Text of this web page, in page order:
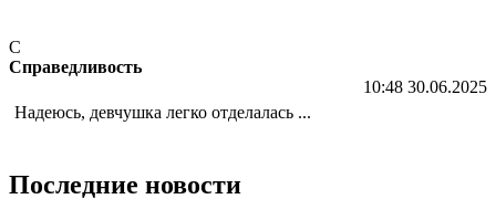
С
Справедливость
10:48 30.06.2025
Надеюсь, девчушка легко отделалась ...
Последние новости